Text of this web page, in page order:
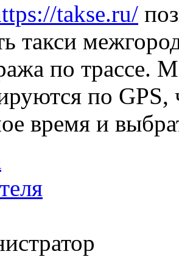
takse.ru/
такси
по трассе.
по GPS,
время и